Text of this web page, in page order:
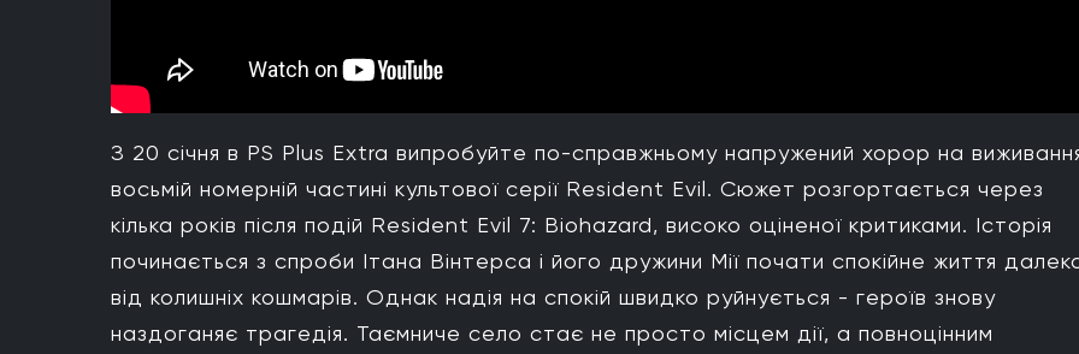
З 20 січня в PS Plus Extra випробуйте по-справжньому напружений хорор на
восьмій номерній частині культової серії Resident Evil. Сюжет розгортається через
кілька років після подій Resident Evil 7: Biohazard, високо оціненої критиками. Історія
починається з спроби Ітана Вінтерса і його дружини Мії почати спокійне життя
від колишніх кошмарів. Однак надія на спокій швидко руйнується - героїв знову
наздоганяє трагедія. Таємниче село стає не просто місцем дії, а повноцінним